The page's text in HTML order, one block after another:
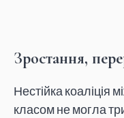
Зростання,
Нестійка коаліція
класом не могла